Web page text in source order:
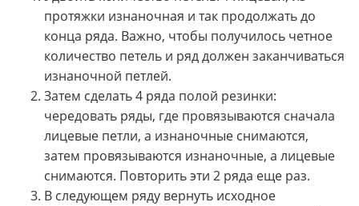
протяжки изнаночная и так продолжать до
конца ряда. Важно, чтобы получилось четное
количество петель и ряд должен заканчиваться
изнаночной петлей.
Затем сделать 4 ряда полой резинки:
чередовать ряды, где провязываются сначала
лицевые петли, а изнаночные снимаются,
затем провязываются изнаночные, а лицевые
снимаются. Повторить эти 2 ряда еще раз.
В следующем ряду вернуть исходное